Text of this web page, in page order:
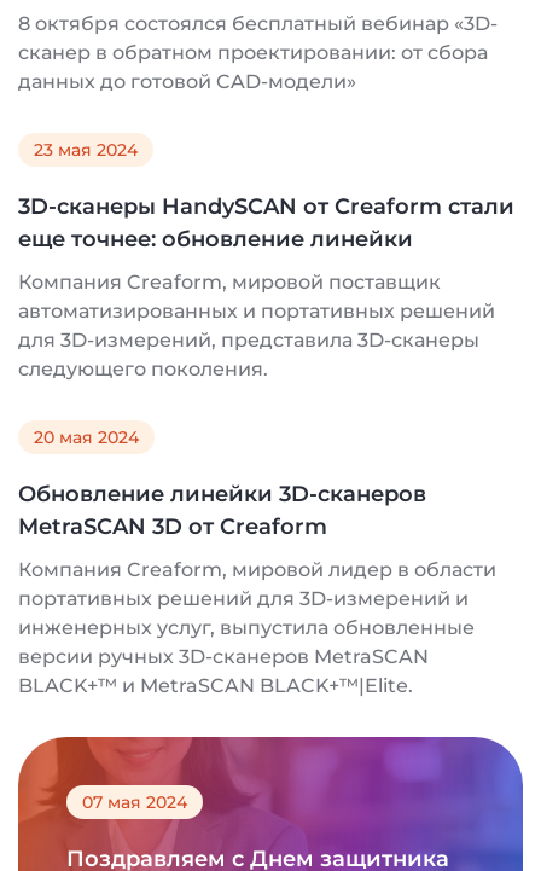
8 октября состоялся бесплатный вебинар «3D-
сканер в обратном проектировании: от сбора
данных до готовой CAD-модели»
3D-сканеры HandySCAN от Creaform стали
еще точнее: обновление линейки
23 мая 2024
Компания Creaform, мировой поставщик
автоматизированных и портативных решений
для 3D-измерений, представила 3D-сканеры
следующего поколения.
Обновление линейки 3D-сканеров
MetraSCAN 3D от Creaform
20 мая 2024
Компания Creaform, мировой лидер в области
портативных решений для 3D-измерений и
инженерных услуг, выпустила обновленные
версии ручных 3D-сканеров MetraSCAN
BLACK+™ и MetraSCAN BLACK+™|Elite.
Поздравляем с Днем защитника
07 мая 2024